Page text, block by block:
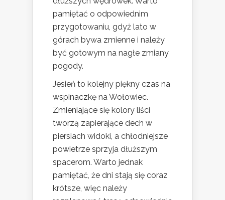
pamiętać o odpowiednim
przygotowaniu, gdyż lato w
górach bywa zmienne i należy
być gotowym na nagłe zmiany
pogody.
Jesień to kolejny piękny czas na
wspinaczkę na Wołowiec.
Zmieniające się kolory liści
tworzą zapierające dech w
piersiach widoki, a chłodniejsze
powietrze sprzyja dłuższym
spacerom. Warto jednak
pamiętać, że dni stają się coraz
krótsze, więc należy